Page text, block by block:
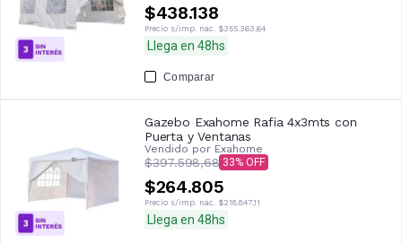
$438.138
Precio s/imp. nac. $355.363,64
Llega en 48hs
Comparar
Gazebo Exahome Rafia 4x3mts con
Puerta y Ventanas
Vendido por Exahome
$397.598,68 33
$264.805
Precio s/imp. nac. $218.847,11
Llega en 48hs